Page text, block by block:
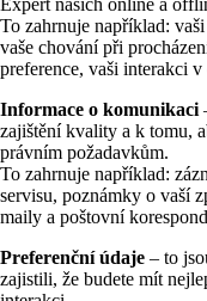
Expert našich online a
To zahrnuje například:
vaše chování při
preference, vaši interakci v
Informace o komunikaci
zajištění kvality a k tomu,
právním požadavkům.
To zahrnuje například:
servisu, poznámky o vaší
maily a poštovní
Preferenční údaje – to
zajistili, že budete mít